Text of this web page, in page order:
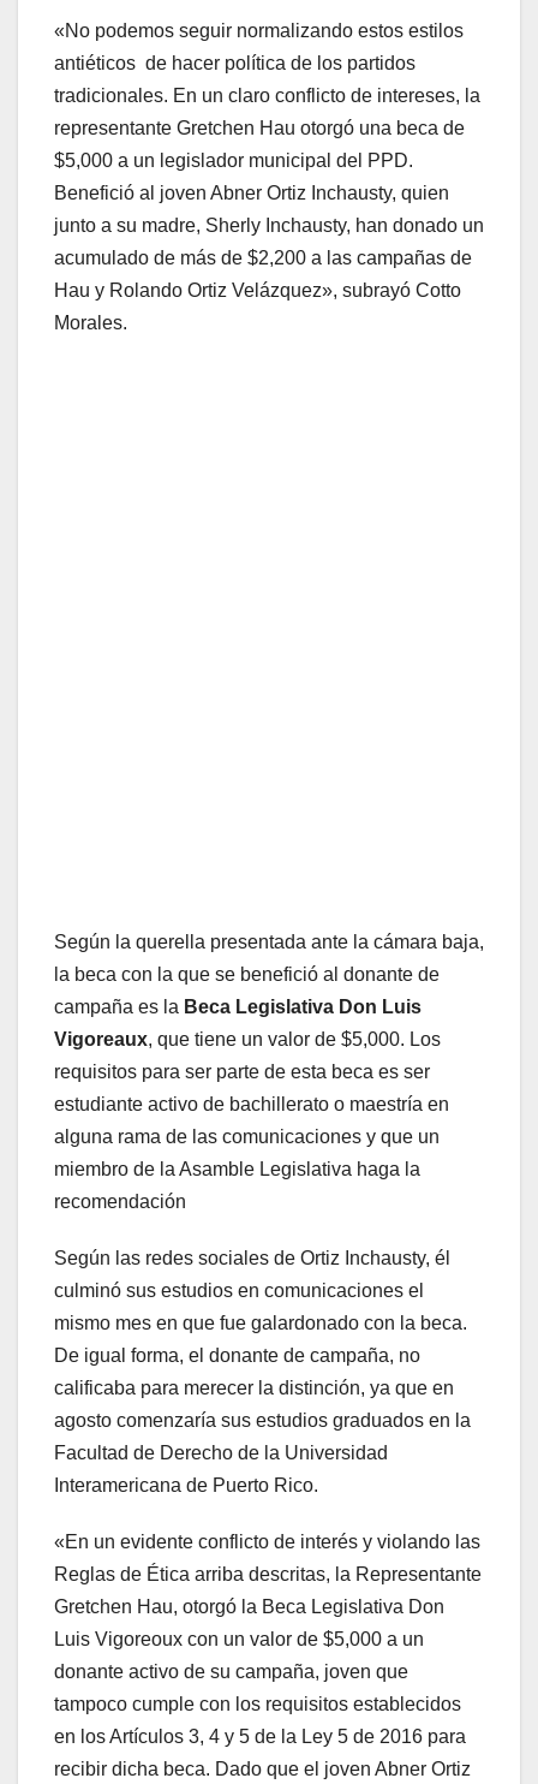
«No podemos seguir normalizando estos estilos
antiéticos de hacer política de los partidos
tradicionales. En un claro conflicto de intereses, la
representante Gretchen Hau otorgó una beca de
$5,000 a un legislador municipal del PPD.
Benefició al joven Abner Ortiz Inchausty, quien
junto a su madre, Sherly Inchausty, han donado un
acumulado de más de $2,200 a las campañas de
Hau y Rolando Ortiz Velázquez», subrayó Cotto
Morales.
Según la querella presentada ante la cámara baja,
la beca con la que se benefició al donante de
campaña es la Beca Legislativa Don Luis
Vigoreaux, que tiene un valor de $5,000. Los
requisitos para ser parte de esta beca es ser
estudiante activo de bachillerato o maestría en
alguna rama de las comunicaciones y que un
miembro de la Asamble Legislativa haga la
recomendación
Según las redes sociales de Ortiz Inchausty, él
culminó sus estudios en comunicaciones el
mismo mes en que fue galardonado con la beca.
De igual forma, el donante de campaña, no
calificaba para merecer la distinción, ya que en
agosto comenzaría sus estudios graduados en la
Facultad de Derecho de la Universidad
Interamericana de Puerto Rico.
«En un evidente conflicto de interés y violando las
Reglas de Ética arriba descritas, la Representante
Gretchen Hau, otorgó la Beca Legislativa Don
Luis Vigoreoux con un valor de $5,000 a un
donante activo de su campaña, joven que
tampoco cumple con los requisitos establecidos
en los Artículos 3, 4 y 5 de la Ley 5 de 2016 para
recibir dicha beca. Dado que el joven Abner Ortiz